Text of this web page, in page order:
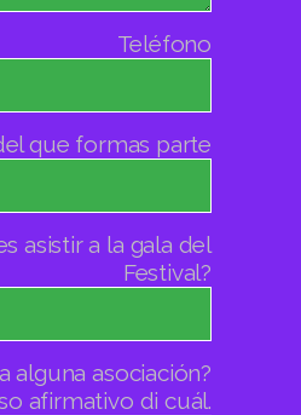
Teléfono
que formas parte
asistir a la gala del
Festival?
alguna asociación?
afirmativo di cuál.